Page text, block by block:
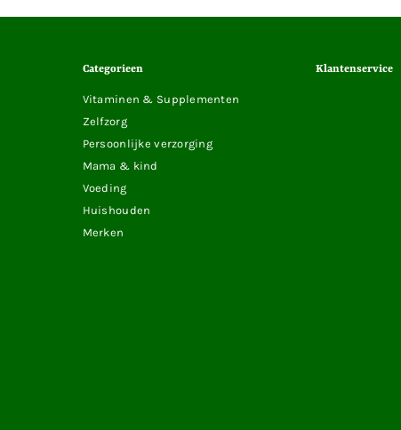
Categorieen
Vitaminen & Supplementen
Zelfzorg
Persoonlijke verzorging
Mama & kind
Voeding
Huishouden
Merken
Klantenservice